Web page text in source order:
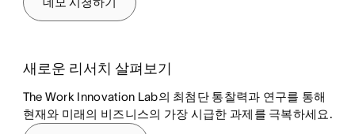
새로운 리서치 살펴보기
The Work Innovation Lab의 최첨단 통찰력과 연구를 통해
현재와 미래의 비즈니스의 가장 시급한 과제를 극복하세요.